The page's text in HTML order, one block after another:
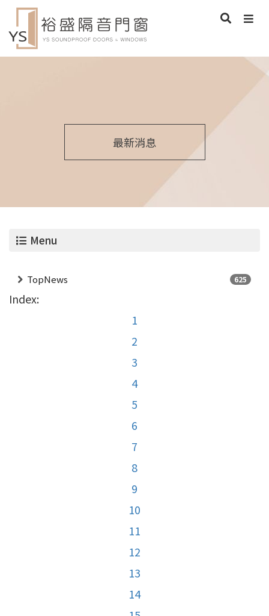
最新消息
Menu
TopNews 625
Index:
1
2
3
4
5
6
7
8
9
10
11
12
13
14